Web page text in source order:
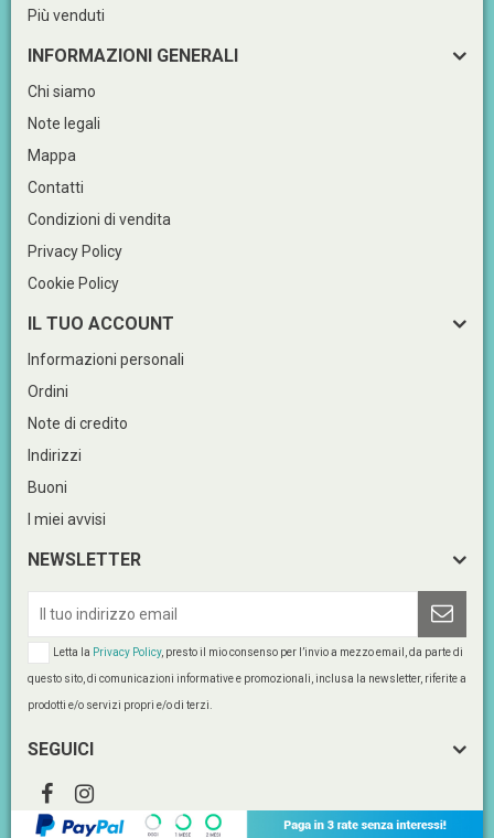
Più venduti
INFORMAZIONI GENERALI
Chi siamo
Note legali
Mappa
Contatti
Condizioni di vendita
Privacy Policy
Cookie Policy
IL TUO ACCOUNT
Informazioni personali
Ordini
Note di credito
Indirizzi
Buoni
I miei avvisi
NEWSLETTER
Letta la Privacy Policy, presto il mio consenso per l’invio a mezzo email, da parte di
questo sito, di comunicazioni informative e promozionali, inclusa la newsletter, riferite a
prodotti e/o servizi propri e/o di terzi.
SEGUICI